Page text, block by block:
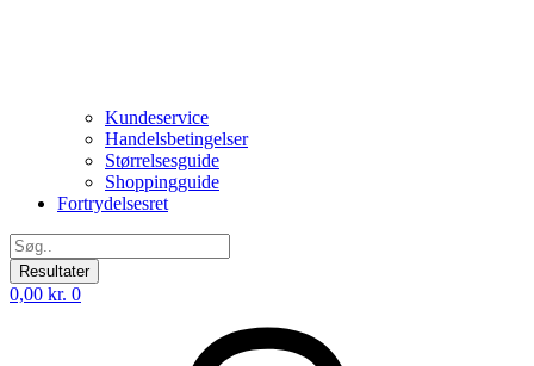
Kundeservice
Handelsbetingelser
Størrelsesguide
Shoppingguide
Fortrydelsesret
Search
...Resultater
0,00 kr. 0